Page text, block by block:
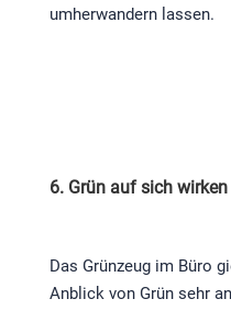
umherwandern lassen.
6. Grün auf sich
Das Grünzeug im Büro
Anblick von Grün sehr